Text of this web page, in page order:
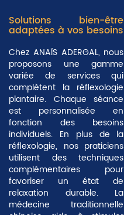
Solutions bien-être
adaptées à vos besoins
Chez ANAÏS ADERGAL, nous
proposons une gamme
variée de services qui
complètent la réflexologie
plantaire. Chaque séance
est personnalisée en
fonction des besoins
individuels. En plus de la
réflexologie, nos praticiens
utilisent des techniques
complémentaires pour
favoriser un état de
relaxation durable. La
médecine traditionnelle